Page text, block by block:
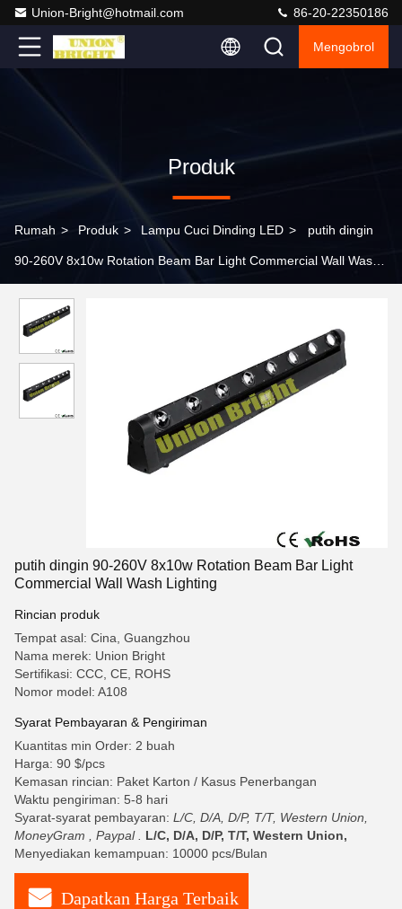
Union-Bright@hotmail.com 86-20-22350186
Mengobrol
Produk
Rumah > Produk > Lampu Cuci Dinding LED > putih dingin
90-260V 8x10w Rotation Beam Bar Light Commercial Wall Wash
putih dingin 90-260V 8x10w Rotation Beam Bar Light
Commercial Wall Wash Lighting
Rincian produk
Tempat asal: Cina, Guangzhou
Nama merek: Union Bright
Sertifikasi: CCC, CE, ROHS
Nomor model: A108
Syarat Pembayaran & Pengiriman
Kuantitas min Order: 2 buah
Harga: 90 $/pcs
Kemasan rincian: Paket Karton / Kasus Penerbangan
Waktu pengiriman: 5-8 hari
Syarat-syarat pembayaran: L/C, D/A, D/P, T/T, Western Union,
MoneyGram , Paypal .
L/C, D/A, D/P, T/T, Western Union,
Menyediakan kemampuan: 10000 pcs/Bulan
Dapatkan Harga Terbaik